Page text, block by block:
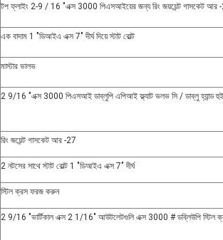
টপ ফ্লাইং 2-9 / 16 "এক্স 3000 পিএসআইয়ের জন্য রিং জয়য়েন্ট গাসকেট আর
এক বাদাম 1 "ডিআইএ এক্স 7" দীর্ঘ দিয়ে স্টাট বোল্ট
মাস্টার ভালভ
2 9/16 "এক্স 3000 পিএসআই ডাব্লুপি এপিআই ফ্ল্যাট ভলভ সি / ডাব্লু হ্যান্ড
রিং জয়েন্ট গাসকেট আর -27
2 নটসের সাথে স্টাট বোল্ট 1 "ডিআইএ এক্স 7" দীর্ঘ
স্টিল ক্রস ফরজ করুন
2 9/16 "ভার্টিকাল এক্স 2 1/16" আউটলেটগুলি এক্স 3000 # ডব্লিউপি স্টিল